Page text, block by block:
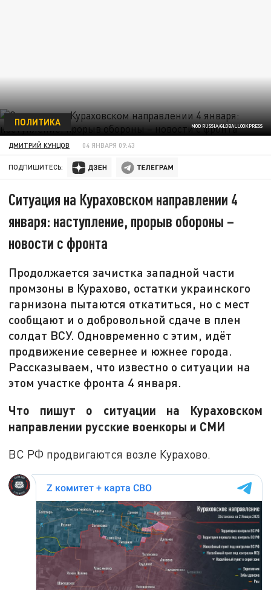
MOD RUSSIA/GLOBALLOOKPRESS
ПОЛИТИКА
ДМИТРИЙ КУНЦОВ 04 ЯНВАРЯ 09:43
ПОДПИШИТЕСЬ:
Ситуация на Кураховском направлении 4
января: наступление, прорыв обороны –
новости с фронта
Продолжается зачистка западной части
промзоны в Курахово, остатки украинского
гарнизона пытаются откатиться, но с мест
сообщают и о добровольной сдаче в плен
солдат ВСУ. Одновременно с этим, идёт
продвижение севернее и южнее города.
Рассказываем, что известно о ситуации на
этом участке фронта 4 января.
Что пишут о ситуации на Кураховском
направлении русские военкоры и СМИ
ВС РФ продвигаются возле Курахово.